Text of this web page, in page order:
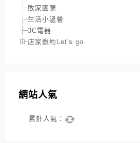
敗家團購
生活小溫馨
3C電器
店家邀約Let's go
網站人氣
累計人氣：